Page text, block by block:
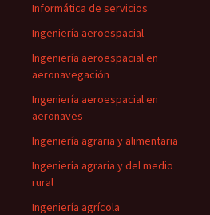
Informática de servicios
Ingeniería aeroespacial
Ingeniería aeroespacial en
aeronavegación
Ingeniería aeroespacial en
aeronaves
Ingeniería agraria y alimentaria
Ingeniería agraria y del medio
rural
Ingeniería agrícola